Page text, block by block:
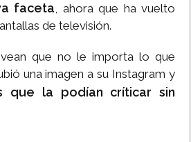
faceta, ahora que ha vuelto
de televisión.
que no le importa lo que
una imagen a su Instagram y
que la podían críticar sin